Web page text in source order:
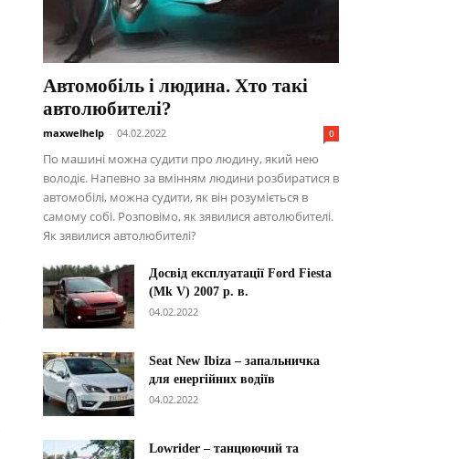
Автомобіль і людина. Хто такі
автолюбителі?
maxwelhelp - 04.02.2022 0
По машині можна судити про людину, який нею
володіє. Напевно за вмінням людини розбиратися в
автомобілі, можна судити, як він розуміється в
самому собі. Розповімо, як зявилися автолюбителі.
Як зявилися автолюбителі?
Досвід експлуатації Ford Fiesta
(Mk V) 2007 р. в.
04.02.2022
Seat New Ibiza – запальничка
для енергійних водіїв
04.02.2022
Lowrider – танцюючий та